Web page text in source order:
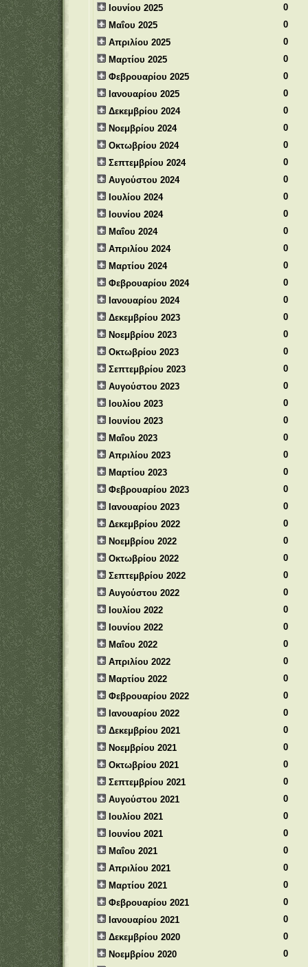
Ιουνίου 2025
0
Μαΐου 2025
0
Απριλίου 2025
0
Μαρτίου 2025
0
Φεβρουαρίου 2025
0
Ιανουαρίου 2025
0
Δεκεμβρίου 2024
0
Νοεμβρίου 2024
0
Οκτωβρίου 2024
0
Σεπτεμβρίου 2024
0
Αυγούστου 2024
0
Ιουλίου 2024
0
Ιουνίου 2024
0
Μαΐου 2024
0
Απριλίου 2024
0
Μαρτίου 2024
0
Φεβρουαρίου 2024
0
Ιανουαρίου 2024
0
Δεκεμβρίου 2023
0
Νοεμβρίου 2023
0
Οκτωβρίου 2023
0
Σεπτεμβρίου 2023
0
Αυγούστου 2023
0
Ιουλίου 2023
0
Ιουνίου 2023
0
Μαΐου 2023
0
Απριλίου 2023
0
Μαρτίου 2023
0
Φεβρουαρίου 2023
0
Ιανουαρίου 2023
0
Δεκεμβρίου 2022
0
Νοεμβρίου 2022
0
Οκτωβρίου 2022
0
Σεπτεμβρίου 2022
0
Αυγούστου 2022
0
Ιουλίου 2022
0
Ιουνίου 2022
0
Μαΐου 2022
0
Απριλίου 2022
0
Μαρτίου 2022
0
Φεβρουαρίου 2022
0
Ιανουαρίου 2022
0
Δεκεμβρίου 2021
0
Νοεμβρίου 2021
0
Οκτωβρίου 2021
0
Σεπτεμβρίου 2021
0
Αυγούστου 2021
0
Ιουλίου 2021
0
Ιουνίου 2021
0
Μαΐου 2021
0
Απριλίου 2021
0
Μαρτίου 2021
0
Φεβρουαρίου 2021
0
Ιανουαρίου 2021
0
Δεκεμβρίου 2020
0
Νοεμβρίου 2020
0